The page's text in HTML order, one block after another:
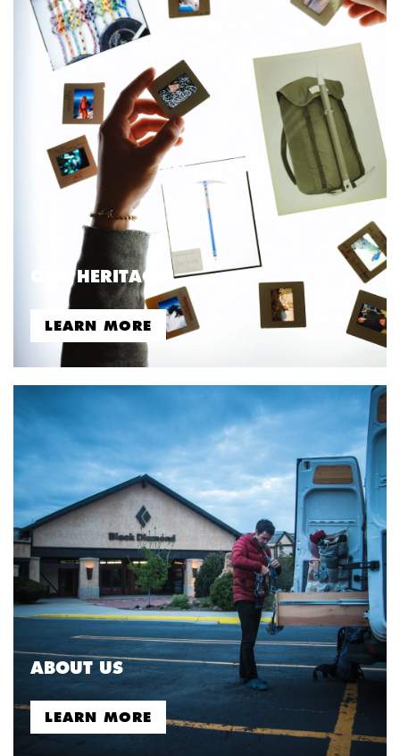
OUR HERITAGE
LEARN MORE
ABOUT US
LEARN MORE